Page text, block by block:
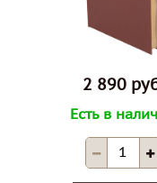
2 890
Есть в